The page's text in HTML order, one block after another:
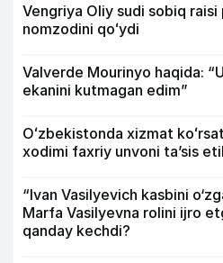
Vengriya Oliy sudi sobiq
nomzodini qoʻydi
Valverde Mourinyo haqida:
ekanini kutmagan edim”
Oʻzbekistonda xizmat
xodimi faxriy unvoni taʼsis
“Ivan Vasilyevich kasbini
Marfa Vasilyevna rolini ijro
qanday kechdi?